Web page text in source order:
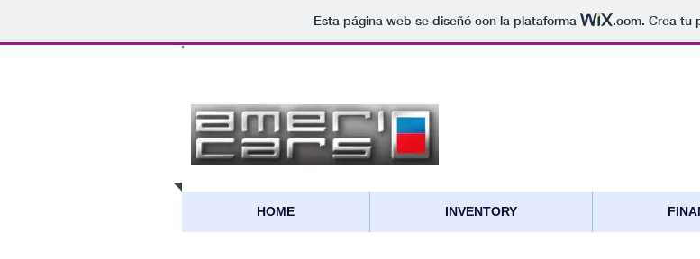
Esta página web se diseñó con la plataforma .com. Crea tu
​AmeriCars
HOME INVENTORY